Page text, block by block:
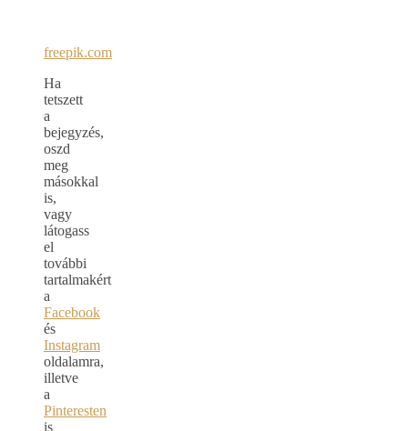
freepik.com
Ha
tetszett
a
bejegyzés,
oszd
meg
másokkal
is,
vagy
látogass
el
további
tartalmakért
a
Facebook
és
Instagram
oldalamra,
illetve
a
Pinteresten
is